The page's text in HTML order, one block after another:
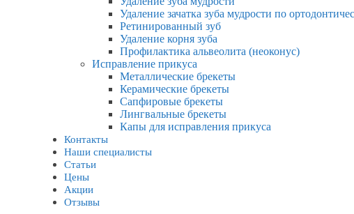
Удаление зачатка зуба мудрости по
Ретинированный зуб
Удаление корня зуба
Профилактика альвеолита (неоконус)
Исправление прикуса
Металлические брекеты
Керамические брекеты
Сапфировые брекеты
Лингвальные брекеты
Капы для исправления прикуса
Контакты
Наши специалисты
Статьи
Цены
Акции
Отзывы